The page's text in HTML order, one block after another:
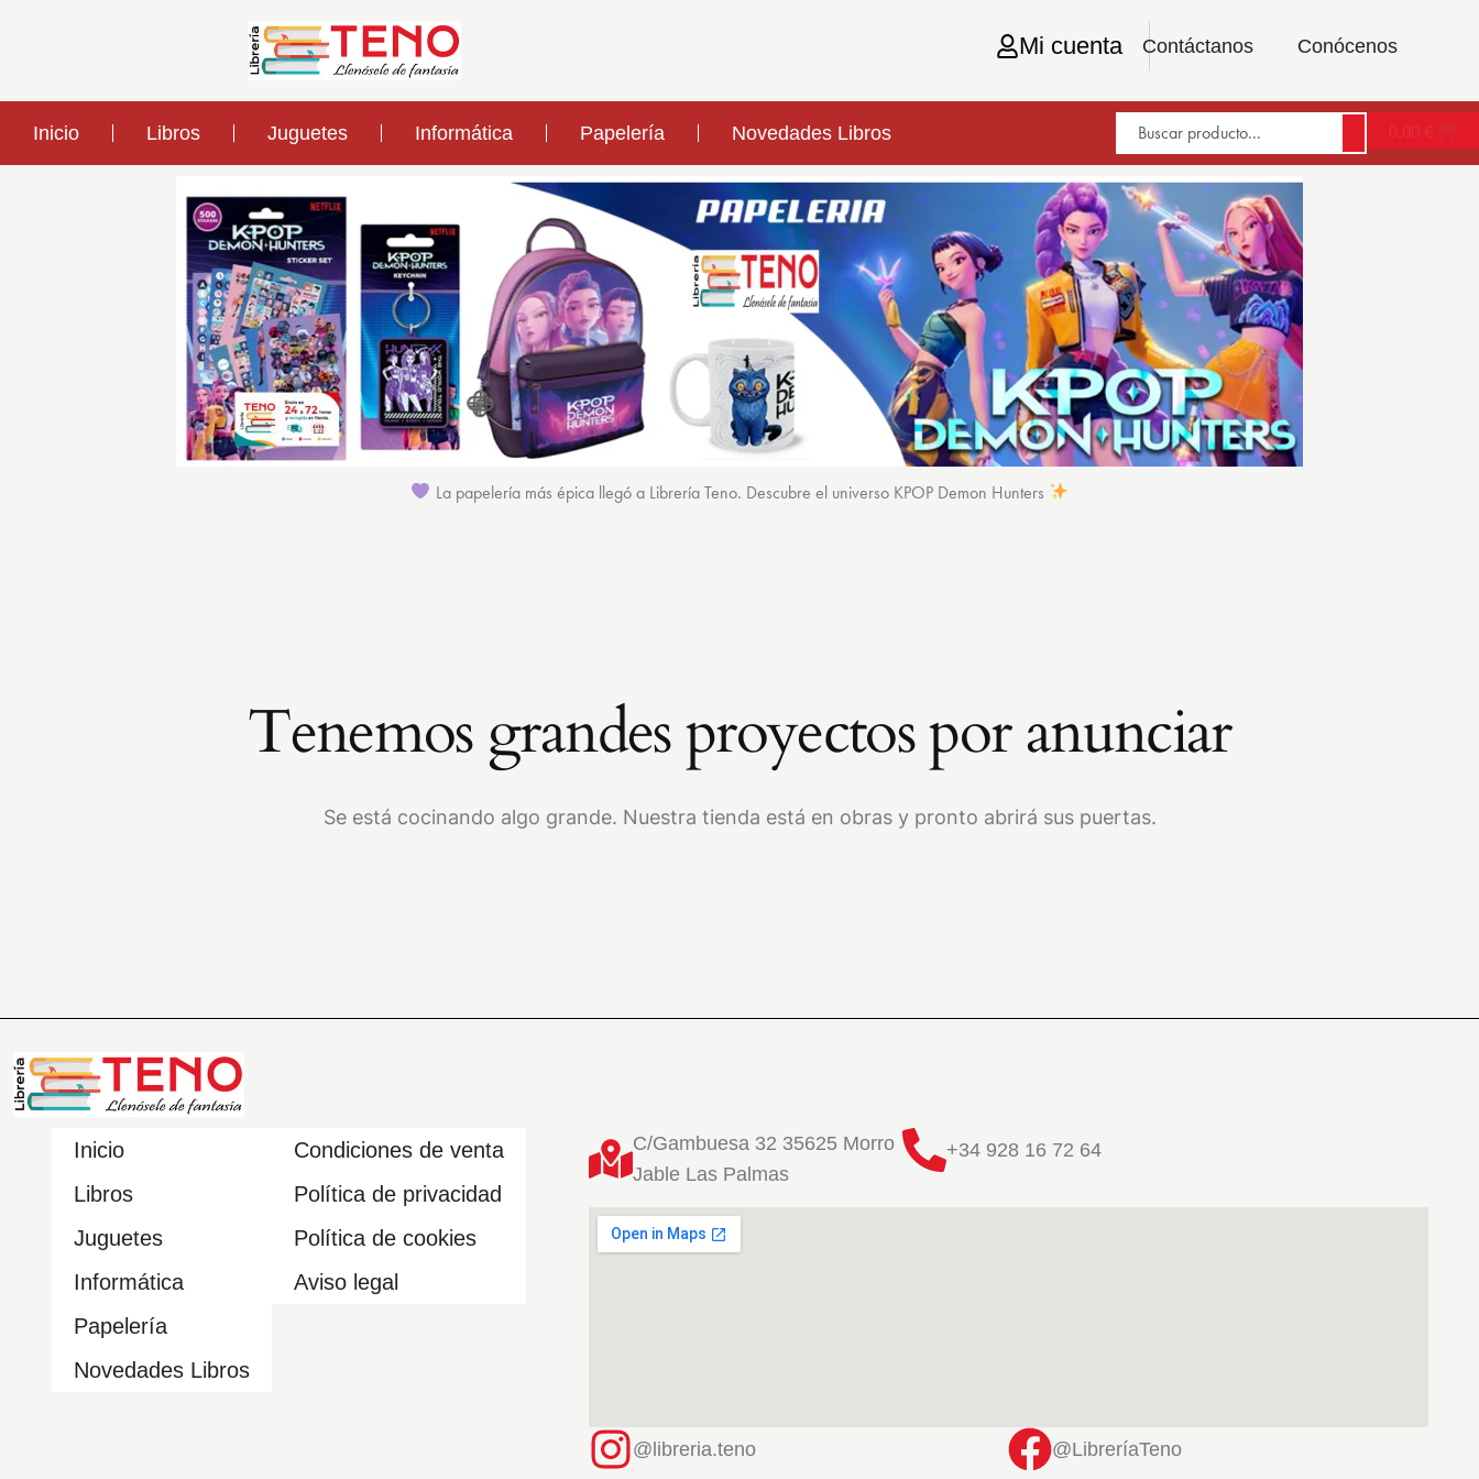
Contáctanos Conócenos
Mi cuenta
Inicio Libros Juguetes Informática Papelería Novedades Libros 0,00 €
La papelería más épica llegó a Librería Teno. Descubre el universo KPOP Demon Hunters
Tenemos grandes proyectos por anunciar
Se está cocinando algo grande. Nuestra tienda está en obras y pronto abrirá sus puertas.
Inicio
Libros
Juguetes
Informática
Papelería
Novedades Libros
Condiciones de venta
Política de privacidad
Política de cookies
Aviso legal
C/Gambuesa 32 35625 Morro
Jable Las Palmas
+34 928 16 72 64
@libreria.teno @LibreríaTeno